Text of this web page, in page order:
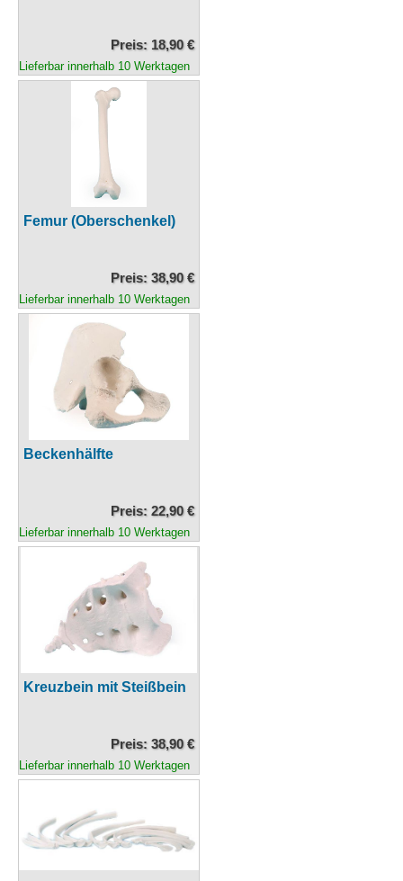
Preis: 18,90 €
Lieferbar innerhalb 10 Werktagen
Femur (Oberschenkel)
Preis: 38,90 €
Lieferbar innerhalb 10 Werktagen
Beckenhälfte
Preis: 22,90 €
Lieferbar innerhalb 10 Werktagen
Kreuzbein mit Steißbein
Preis: 38,90 €
Lieferbar innerhalb 10 Werktagen